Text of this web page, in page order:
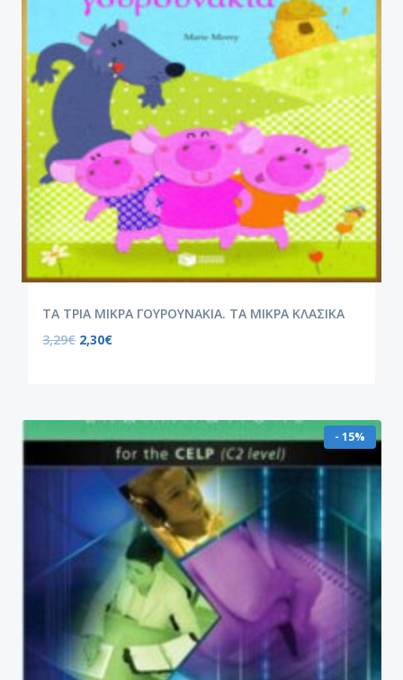
ΤΑ ΤΡΙΑ ΜΙΚΡΑ ΓΟΥΡΟΥΝΑΚΙΑ. ΤΑ ΜΙΚΡΑ ΚΛΑΣΙΚΑ
3,29€ 2,30€
- 15%